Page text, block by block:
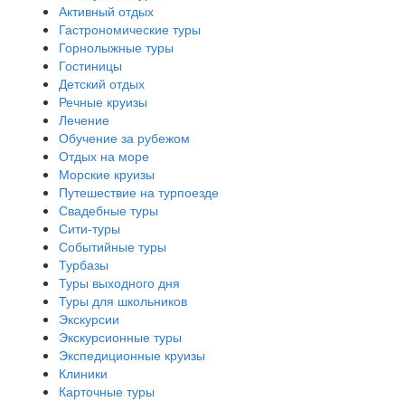
Активный отдых
Гастрономические туры
Горнолыжные туры
Гостиницы
Детский отдых
Речные круизы
Лечение
Обучение за рубежом
Отдых на море
Морские круизы
Путешествие на турпоезде
Свадебные туры
Сити-туры
Событийные туры
Турбазы
Туры выходного дня
Туры для школьников
Экскурсии
Экскурсионные туры
Экспедиционные круизы
Клиники
Карточные туры